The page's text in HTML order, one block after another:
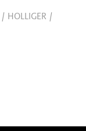
HOLLIGER /